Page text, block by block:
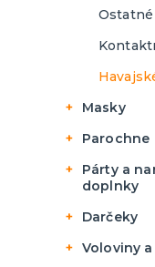
Pivné
St.
Vesmír
Korzety
Masky
Horor
Detské
Gumové
Parochne
Afro
Dámske
Pánske
Fúziky
Párty a
doplnky
Párty
Darčeky
Hry -
Voloviny